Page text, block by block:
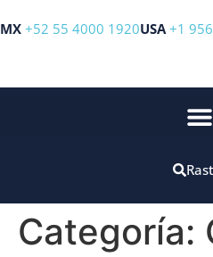
MX +52 55 4000 1920USA +1
Categoría: